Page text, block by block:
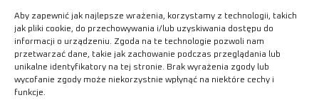
Aby zapewnić jak najlepsze wrażenia, korzystamy z technologii, takich
jak pliki cookie, do przechowywania i/lub uzyskiwania dostępu do
informacji o urządzeniu. Zgoda na te technologie pozwoli nam
przetwarzać dane, takie jak zachowanie podczas przeglądania lub
unikalne identyfikatory na tej stronie. Brak wyrażenia zgody lub
wycofanie zgody może niekorzystnie wpłynąć na niektóre cechy i
funkcje.
Case Study
Kontakt